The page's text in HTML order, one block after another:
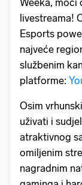
livestreama!
Esports
najveće
službenim
platforme:
Osim
uživati i
atraktivnog
omiljenim
nagradnim